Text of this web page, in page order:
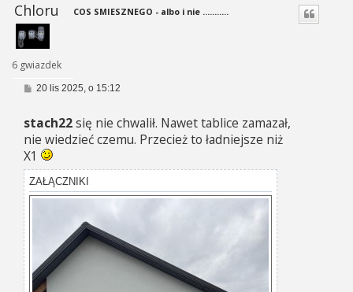
Chloru
6 gwiazdek
COS SMIESZNEGO - albo i nie ...........
P
t
20 lis 2025, o 15:12
stach22się nie chwalił. Nawet tablice zamazał,
nie wiedzieć czemu. Przecież to ładniejsze niż
X1
ZAŁĄCZNIKI